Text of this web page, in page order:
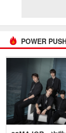
POWER